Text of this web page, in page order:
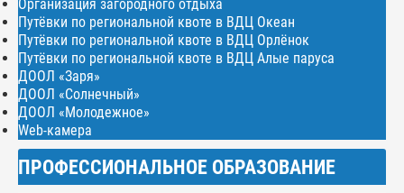
Организация загородного отдыха
Путёвки по региональной квоте в ВДЦ Океан
Путёвки по региональной квоте в ВДЦ Орлёнок
Путёвки по региональной квоте в ВДЦ Алые паруса
ДООЛ «Заря»
ДООЛ «Солнечный»
ДООЛ «Молодежное»
Web-камера
ПРОФЕССИОНАЛЬНОЕ ОБРАЗОВАНИЕ